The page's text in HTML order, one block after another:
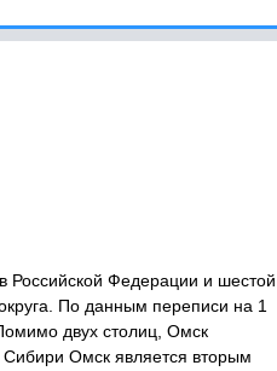
Российской Федерации и шестой
По данным переписи на 1
двух столиц, Омск
Омск является вторым